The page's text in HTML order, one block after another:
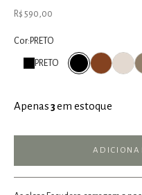
Preço promocional
R$ 590,00
Cor: PRETO
PRETO PRETOCARAMEL
OFF
Apenas3em estoque